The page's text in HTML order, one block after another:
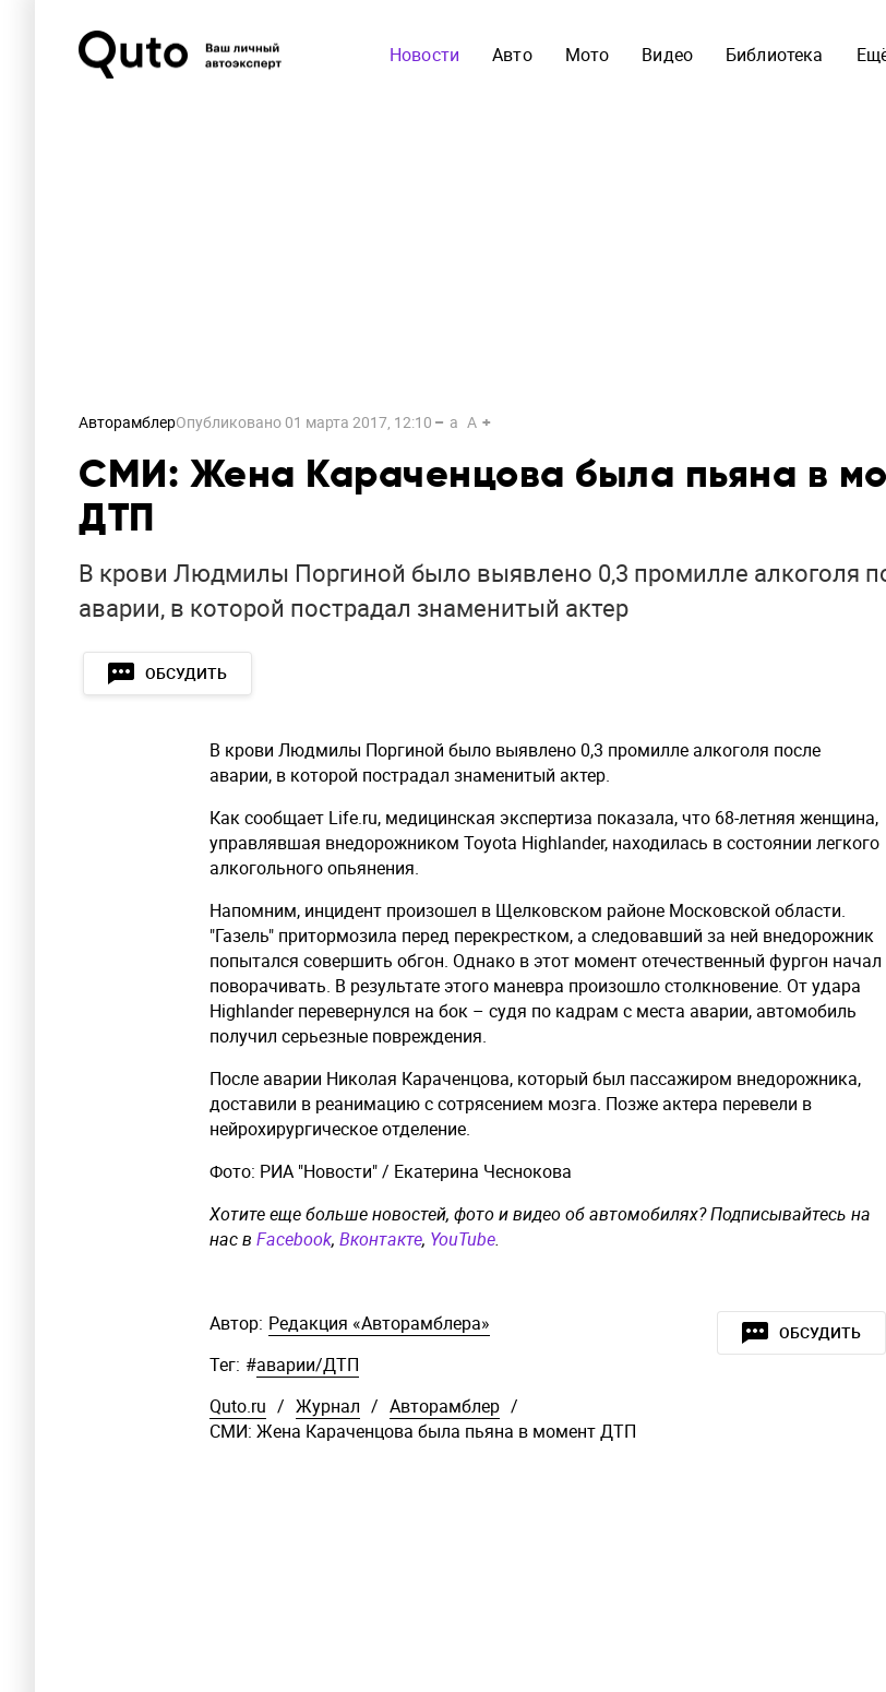
Новости Авто Мото Видео Библиотека
АвторамблерОпубликовано 01 марта 2017, 12:10 a A
СМИ: Жена Караченцова была пьяна в
ДТП
В крови Людмилы Поргиной было выявлено 0,3 промилле алкоголя
аварии, в которой пострадал знаменитый актер
ОБСУДИТЬ
В крови Людмилы Поргиной было выявлено 0,3 промилле алкоголя после
аварии, в которой пострадал знаменитый актер.
Как сообщает Life.ru, медицинская экспертиза показала, что 68-летняя женщина,
управлявшая внедорожником Toyota Highlander, находилась в состоянии легкого
алкогольного опьянения.
Напомним, инцидент произошел в Щелковском районе Московской области.
"Газель" притормозила перед перекрестком, а следовавший за ней внедорожник
попытался совершить обгон. Однако в этот момент отечественный фургон начал
поворачивать. В результате этого маневра произошло столкновение. От удара
Highlander перевернулся на бок – судя по кадрам с места аварии, автомобиль
получил серьезные повреждения.
После аварии Николая Караченцова, который был пассажиром внедорожника,
доставили в реанимацию с сотрясением мозга. Позже актера перевели в
нейрохирургическое отделение.
Фото: РИА "Новости" / Екатерина Чеснокова
Хотите еще больше новостей, фото и видео об автомобилях? Подписывайтесь на
нас в Facebook, Вконтакте, YouTube.
ОБСУДИТЬ
Автор: Редакция «Авторамблера»
Тег: #аварии/ДТП
Quto.ru / Журнал / Авторамблер /
СМИ: Жена Караченцова была пьяна в момент ДТП